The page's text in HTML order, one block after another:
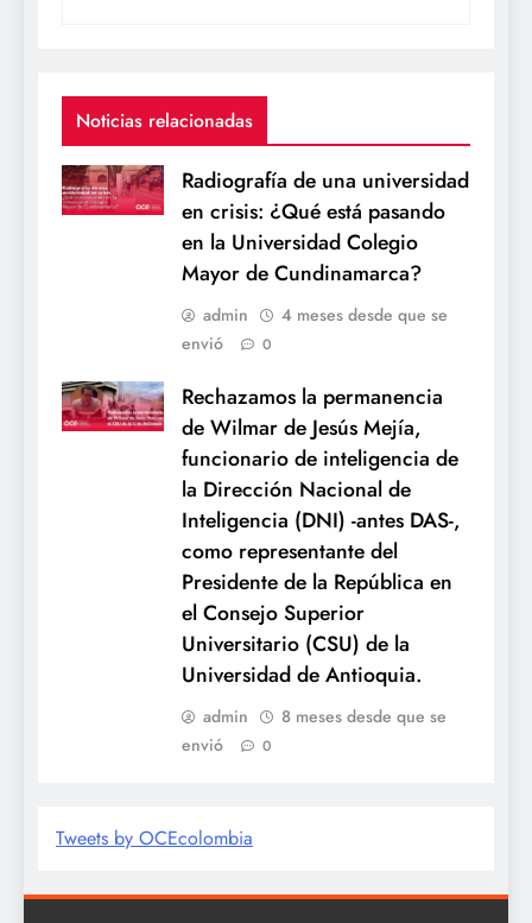
Noticias relacionadas
Radiografía de una universidad
en crisis: ¿Qué está pasando
en la Universidad Colegio
Mayor de Cundinamarca?
admin
4 meses desde que se
envió
0
Rechazamos la permanencia
de Wilmar de Jesús Mejía,
funcionario de inteligencia de
la Dirección Nacional de
Inteligencia (DNI) -antes DAS-,
como representante del
Presidente de la República en
el Consejo Superior
Universitario (CSU) de la
Universidad de Antioquia.
admin
8 meses desde que se
envió
0
Tweets by OCEcolombia